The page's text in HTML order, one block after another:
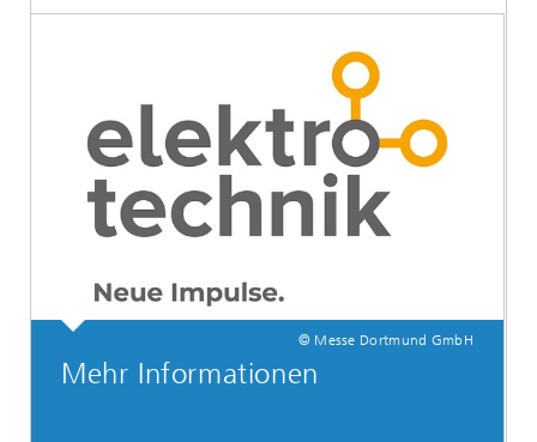
© Messe Dortmund GmbH
Mehr Informationen